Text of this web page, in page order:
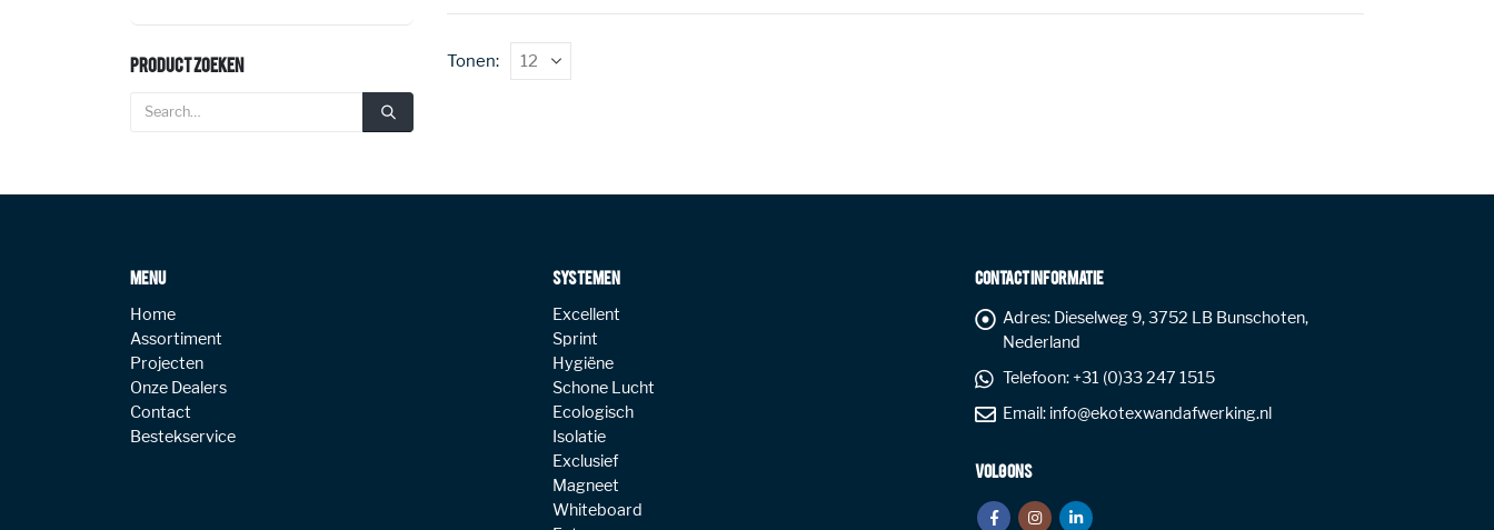
Tonen:
Product Zoeken
MENU
Home
Assortiment
Projecten
Onze Dealers
Contact
Bestekservice
SYSTEMEN
Excellent
Sprint
Hygiëne
Schone Lucht
Ecologisch
Isolatie
Exclusief
Magneet
Whiteboard
CONTACT INFORMATIE
Adres: Dieselweg 9, 3752 LB Bunschoten,
Nederland
Telefoon: +31 (0)33 247 1515
Email: info@ekotexwandafwerking.nl
VOLG ONS